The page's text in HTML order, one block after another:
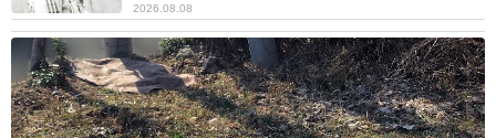
2026.08.08